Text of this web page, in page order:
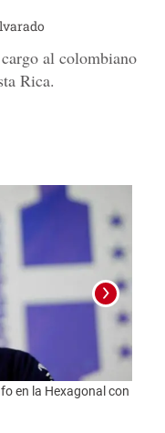
al colombiano
Rica.
en la Hexagonal con